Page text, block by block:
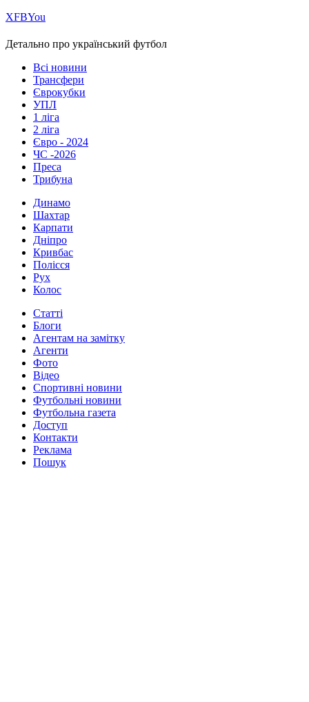
ХFBYou
Детально про український футбол
Всі новини
Трансфери
Єврокубки
УПЛ
1 ліга
2 ліга
Євро - 2024
ЧС -2026
Преса
Трибуна
Динамо
Шахтар
Карпати
Дніпро
Кривбас
Полісся
Рух
Колос
Статті
Блоги
Агентам на замітку
Агенти
Фото
Відео
Спортивні новини
Футбольні новини
Футбольна газета
Доступ
Контакти
Реклама
Пошук